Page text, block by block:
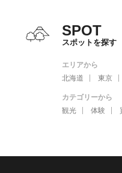
SPOT
スポットを探す
エリアから
北海道
東京
カテゴリーから
観光
体験